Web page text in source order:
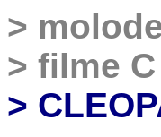
>
> filme C
>